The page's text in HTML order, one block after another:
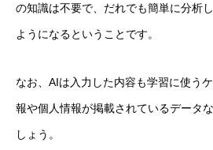
の知識は不要で、だれでも簡単に分析
ようになるということです。
なお、AIは入力した内容も学習に使う
報や個人情報が掲載されているデータ
しょう。